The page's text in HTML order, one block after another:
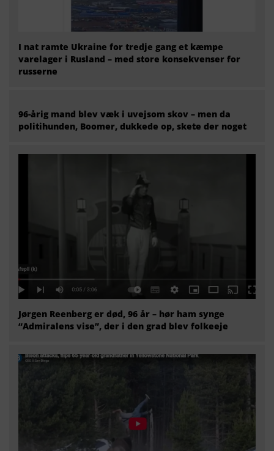
I nat ramte Ukraine for tredje gang et kæmpe
varelager i Rusland – med store konsekvenser for
russerne
96-årig mand blev væk i uvejsom skov – men da
politihunden, Boomer, dukkede op, skete der noget
Jørgen Reenberg er død, 96 år – hør ham synge
“Admiralens vise”, der i den grad blev folkeeje